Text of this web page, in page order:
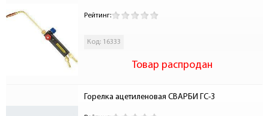
Рейтинг:
Код: 16333
Товар распродан
Горелка ацетиленовая СВАРБИ ГС-3